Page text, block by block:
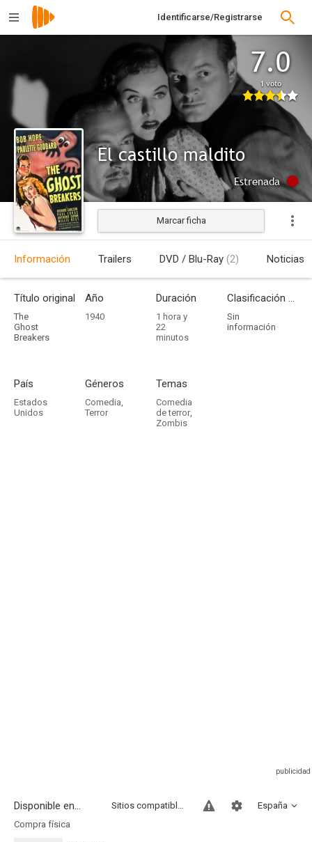
Identificarse/Registrarse
7.0
1 voto
El castillo maldito
Estrenada
Marcar ficha
Información Trailers DVD / Blu-Ray (2) Noticias
Título original
The
Ghost
Breakers
Año
1940
Duración
1 hora y
22
minutos
Clasificación por edades
Sin
información
País
Estados
Unidos
Géneros
Comedia,
Terror
Temas
Comedia
de terror,
Zombis
Disponible en... España
Sitios compatibles
Compra física